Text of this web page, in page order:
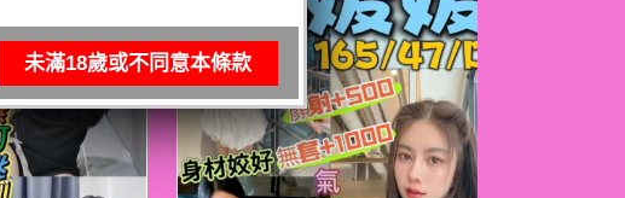
未滿18歲或不同意本條款